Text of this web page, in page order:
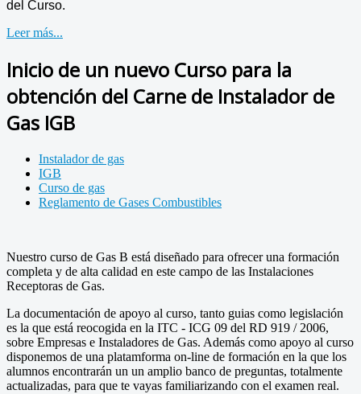
del Curso.
Leer más...
Inicio de un nuevo Curso para la
obtención del Carne de Instalador de
Gas IGB
Instalador de gas
IGB
Curso de gas
Reglamento de Gases Combustibles
Nuestro curso de Gas B está diseñado para ofrecer una formación
completa y de alta calidad en este campo de las Instalaciones
Receptoras de Gas.
La documentación de apoyo al curso, tanto guias como legislación
es la que está reocogida en la ITC - ICG 09 del RD 919 / 2006,
sobre Empresas e Instaladores de Gas. Además como apoyo al curso
disponemos de una platamforma on-line de formación en la que los
alumnos encontrarán un un amplio banco de preguntas, totalmente
actualizadas, para que te vayas familiarizando con el examen real.